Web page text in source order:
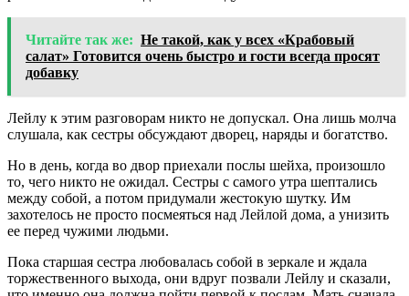
Читайте так же: Не такой, как у всех «Крабовый
салат» Готовится очень быстро и гости всегда просят
добавку
Лейлу к этим разговорам никто не допускал. Она лишь молча
слушала, как сестры обсуждают дворец, наряды и богатство.
Но в день, когда во двор приехали послы шейха, произошло
то, чего никто не ожидал. Сестры с самого утра шептались
между собой, а потом придумали жестокую шутку. Им
захотелось не просто посмеяться над Лейлой дома, а унизить
ее перед чужими людьми.
Пока старшая сестра любовалась собой в зеркале и ждала
торжественного выхода, они вдруг позвали Лейлу и сказали,